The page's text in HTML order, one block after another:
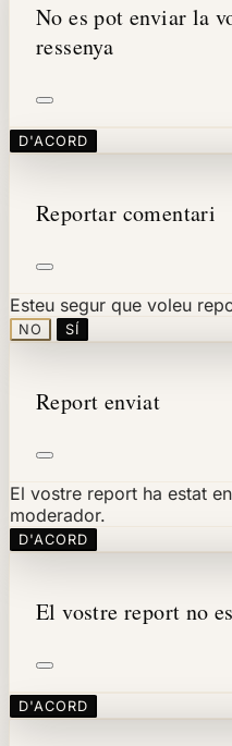
No es pot enviar la
ressenya
D'ACORD
Reportar comentari
Esteu segur que voleu
NO SÍ
Report enviat
El vostre report ha estat
moderador.
D'ACORD
El vostre report no
D'ACORD